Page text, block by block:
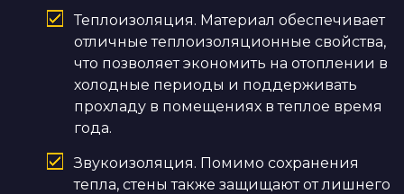
Теплоизоляция. Материал обеспечивает
отличные теплоизоляционные свойства,
что позволяет экономить на отоплении в
холодные периоды и поддерживать
прохладу в помещениях в теплое время
года.
Звукоизоляция. Помимо сохранения
тепла, стены также защищают от лишнего